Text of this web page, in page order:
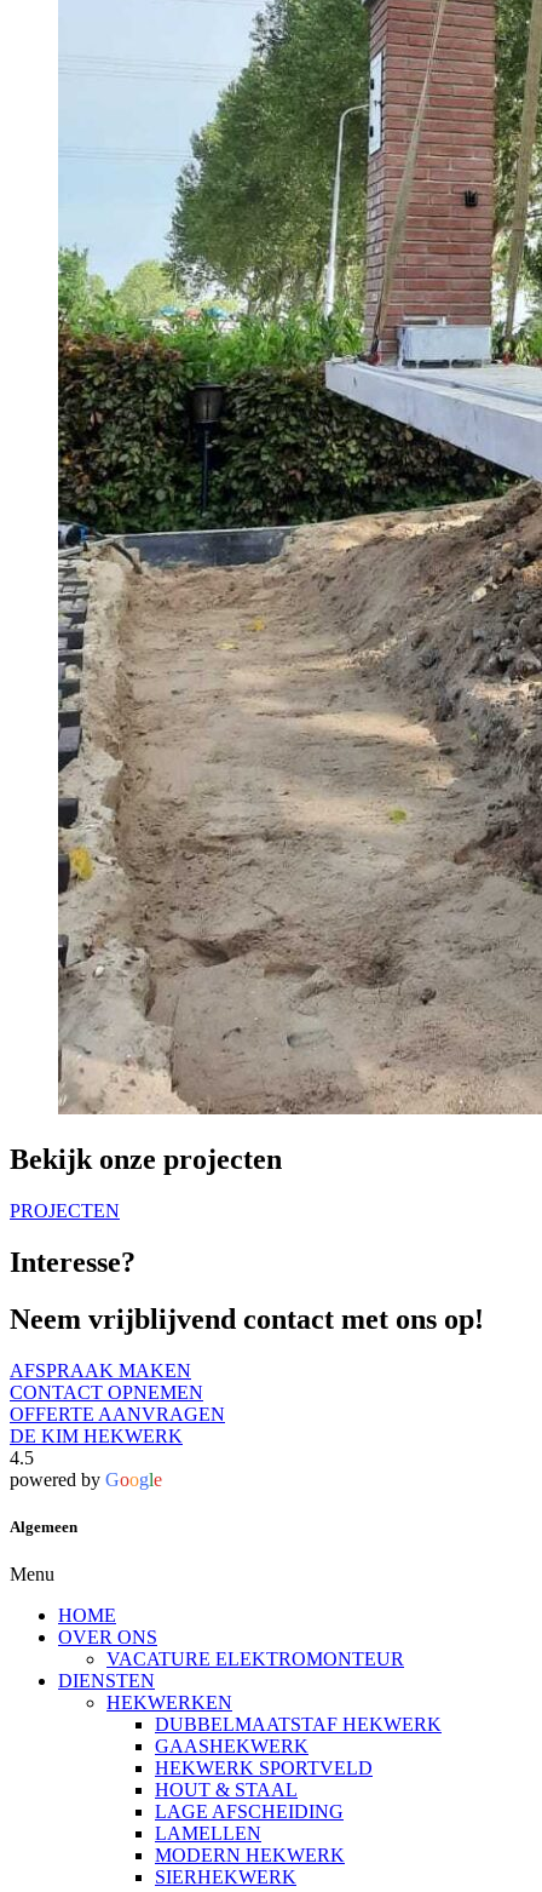
Bekijk onze projecten
PROJECTEN
Interesse?
Neem vrijblijvend contact met ons op!
AFSPRAAK MAKEN
CONTACT OPNEMEN
OFFERTE AANVRAGEN
DE KIM HEKWERK
4.5
powered by Google
Algemeen
Menu
HOME
OVER ONS
VACATURE ELEKTROMONTEUR
DIENSTEN
HEKWERKEN
DUBBELMAATSTAF HEKWERK
GAASHEKWERK
HEKWERK SPORTVELD
HOUT & STAAL
LAGE AFSCHEIDING
LAMELLEN
MODERN HEKWERK
SIERHEKWERK